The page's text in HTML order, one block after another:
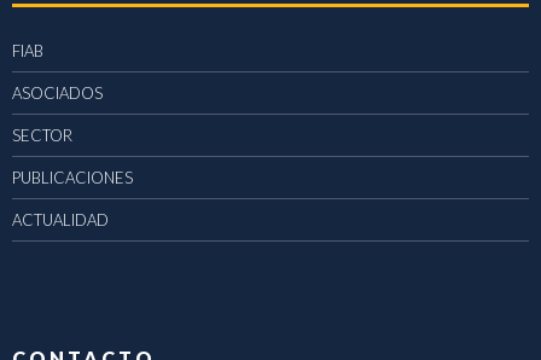
FIAB
ASOCIADOS
SECTOR
PUBLICACIONES
ACTUALIDAD